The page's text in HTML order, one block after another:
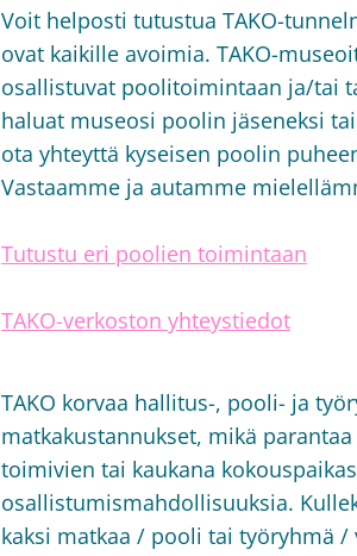
Voit helposti tutustua TAKO-
ovat kaikille avoimia. TAKO-
osallistuvat poolitoimintaan ja/tai
haluat museosi poolin jäseneksi
ota yhteyttä kyseisen poolin
Vastaamme ja autamme
Tutustu eri poolien toimintaan
TAKO-verkoston yhteystiedot
TAKO korvaa hallitus-, pooli- ja
matkakustannukset, mikä
toimivien tai kaukana
osallistumismahdollisuuksia.
kaksi matkaa / pooli tai työryhmä /